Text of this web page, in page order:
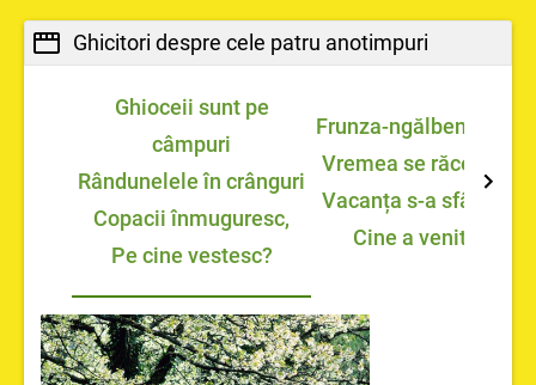
Ghicitori despre cele patru anotimpuri
Ghioceii sunt pe
câmpuri
Rândunelele în crânguri
Copacii înmuguresc,
Pe cine vestesc?
Frunza-ngălbenește,
Vremea se răcește,
Vacanța s-a sfârșit,
Cine a venit?